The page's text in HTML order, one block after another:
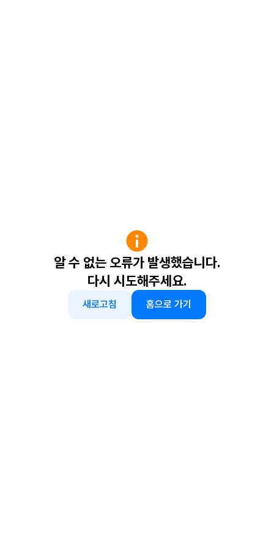
알 수 없는 오류가 발생했습니다.
다시 시도해주세요.
새로고침 홈으로 가기